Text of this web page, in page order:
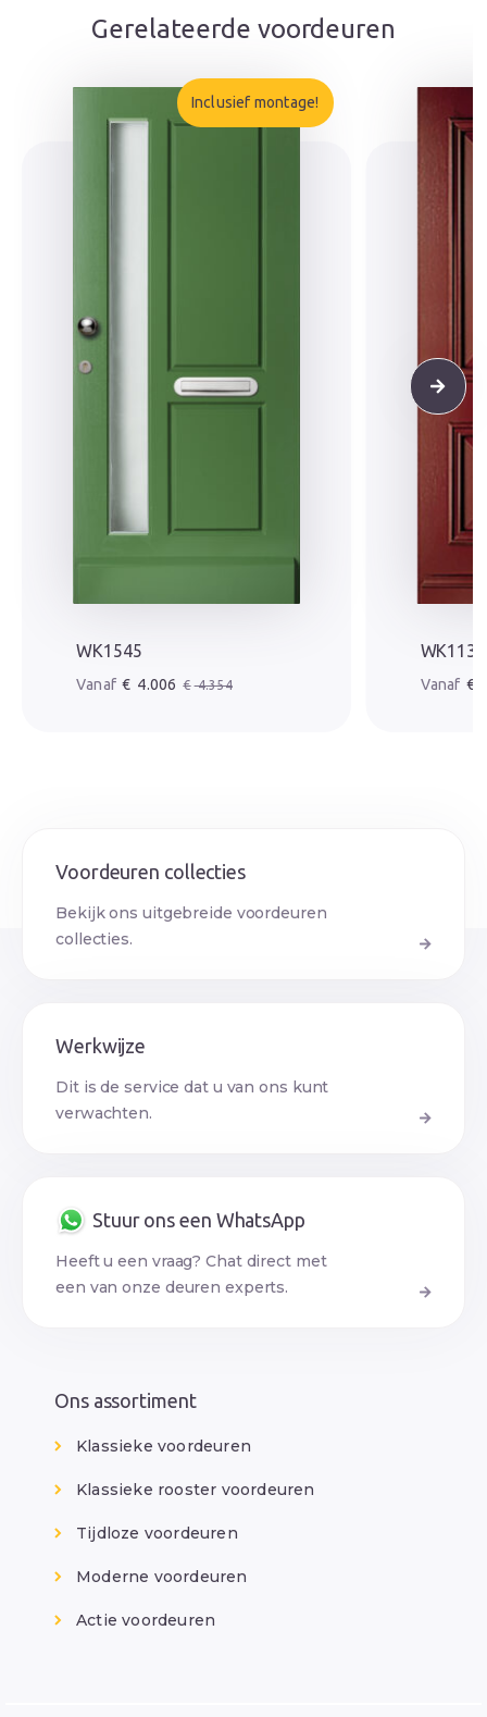
Gerelateerde voordeuren
Inclusief montage!
WK1545
€ 4.354
Oorspronkelijke prijs was: € 4.354.
€ 4.006
Huidige prijs is: € 4.006.
WK1131
€
Voordeuren collecties
Bekijk ons uitgebreide voordeuren
collecties.
Werkwijze
Dit is de service dat u van ons kunt
verwachten.
Stuur ons een WhatsApp
Heeft u een vraag? Chat direct met
een van onze deuren experts.
Ons assortiment
Klassieke voordeuren
Klassieke rooster voordeuren
Tijdloze voordeuren
Moderne voordeuren
Actie voordeuren